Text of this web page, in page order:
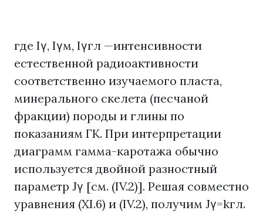
где Iγ, Iγм, Iγгл —интенсивности
естественной радиоактивности
соответственно изучаемого пласта,
минерального скелета (песчаной
фракции) породы и глины по
показаниям ГК. При интерпретации
диаграмм гамма-каротажа обычно
используется двойной разностный
параметр Jγ [см. (IV.2)]. Решая совместно
уравнения (XI.6) и (IV.2), получим Jγ=kгл.